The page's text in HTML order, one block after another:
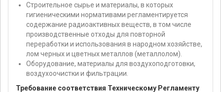
Строительное сырье и материалы, в которых
гигиеническими нормативами регламентируется
содержание радиоактивных веществ, в том числе
производственные отходы для повторной
переработки и использования в народном хозяйстве,
лом черных и цветных металлов (металлолом).
Оборудование, материалы для воздухоподготовки,
воздухоочистки и фильтрации.
Требование соответствия Техническому Регламенту